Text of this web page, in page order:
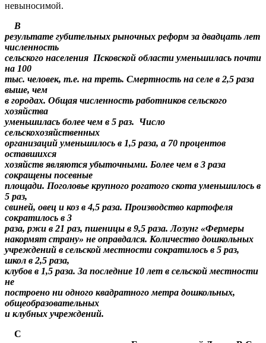
невыносимой.
В
результате губительных рыночных реформ за двадцать лет
численность
сельского населения Псковской области уменьшилась почти
на 100
тыс. человек, т.е. на треть. Смертность на селе в 2,5 раза
выше, чем
в городах. Общая численность работников сельского
хозяйства
уменьшилась более чем в 5 раз. Число
сельскохозяйственных
организаций уменьшилось в 1,5 раза, а 70 процентов
оставшихся
хозяйств являются убыточными. Более чем в 3 раза
сокращены посевные
площади. Поголовье крупного рогатого скота уменьшилось в
5 раз,
свиней, овец и коз в 4,5 раза. Производство картофеля
сократилось в 3
раза, ржи в 21 раз, пшеницы в 9,5 раза. Лозунг «Фермеры
накормят страну» не оправдался. Количество дошкольных
учреждений в сельской местности сократилось в 5 раз,
школ в 2,5 раза,
клубов в 1,5 раза. За последние 10 лет в сельской местности
не
построено ни одного квадратного метра дошкольных,
общеобразовательных
и клубных учреждений.
С